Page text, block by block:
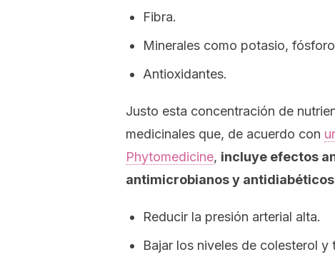
Fibra.
Minerales como potasio,
Antioxidantes.
Justo esta concentración de
medicinales que, de acuerdo con
Phytomedicine, incluye efectos
antimicrobianos y antidiabéticos
Reducir la presión arterial alta.
Bajar los niveles de colesterol y